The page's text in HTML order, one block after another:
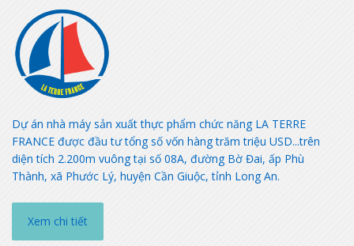
Dự án nhà máy sản xuất thực phẩm chức năng LA TERRE
FRANCE được đầu tư tổng số vốn hàng trăm triệu USD...trên
diện tích 2.200m vuông tại số 08A, đường Bờ Đai, ấp Phù
Thành, xã Phước Lý, huyện Cần Giuộc, tỉnh Long An.
Xem chi tiết